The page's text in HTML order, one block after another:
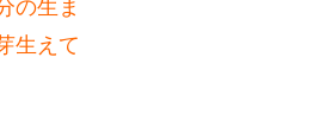
の生ま
生えて